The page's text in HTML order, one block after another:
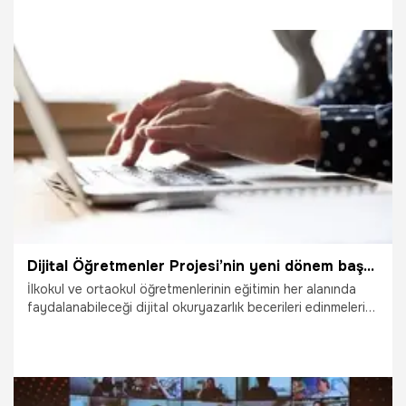
sağlayan, işinin patronu konumuna gelmiştir" dedi.
15.10.2021 Ekonomi
Dijital Öğretmenler Projesi’nin yeni dönem başvuruları başladı!
İlkokul ve ortaokul öğretmenlerinin eğitimin her alanında
faydalanabileceği dijital okuryazarlık becerileri edinmelerini
gerçekleştirilebilecek. Peki, Dijital Öğretmenler Projesi
başvurusu nasıl yapılır? Dijital Öğretmenler Projesi'ne